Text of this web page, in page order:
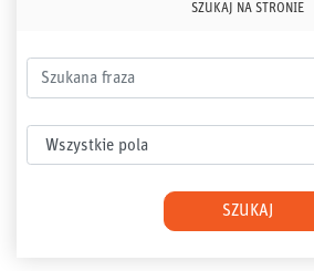
SZUKAJ NA STRONIE
SZUKAJ